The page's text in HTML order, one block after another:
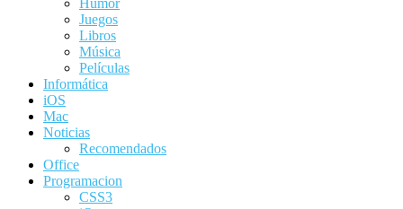
Juegos
Libros
Música
Películas
Informática
iOS
Mac
Noticias
Recomendados
Office
Programacion
CSS3